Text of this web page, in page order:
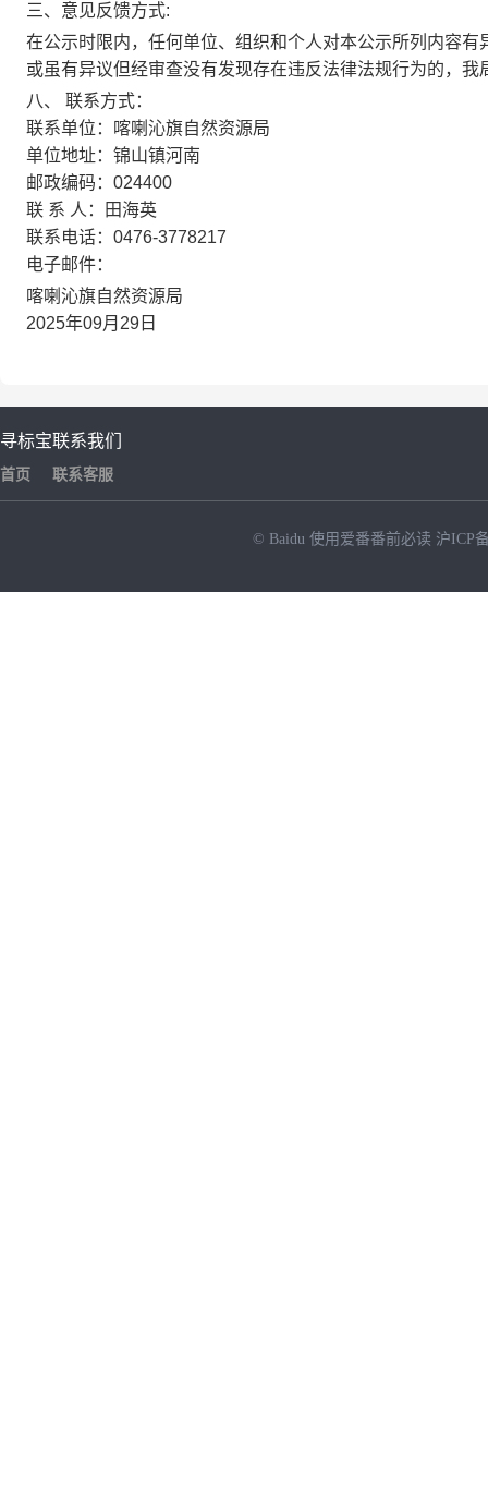
三、意见反馈方式:
在公示时限内，任何单位、组织和个人对本公示所列内容
或虽有异议但经审查没有发现存在违反法律法规行为的，
八、 联系方式：
联系单位：喀喇沁旗自然资源局
单位地址：锦山镇河南
邮政编码：024400
联 系 人：田海英
联系电话：0476-3778217
电子邮件：
喀喇沁旗自然资源局
2025年09月29日
寻标宝
首页
联系我们
联系客服
© Baidu 使用爱番番前必读 沪ICP